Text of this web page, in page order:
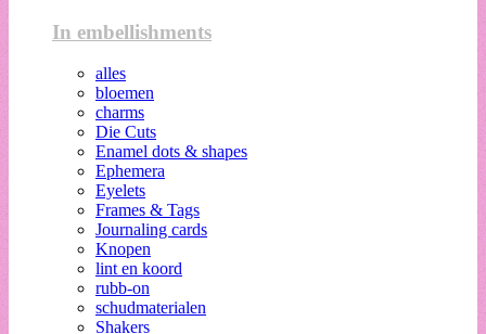
In embellishments
alles
bloemen
charms
Die Cuts
Enamel dots & shapes
Ephemera
Eyelets
Frames & Tags
Journaling cards
Knopen
lint en koord
rubb-on
schudmaterialen
Shakers